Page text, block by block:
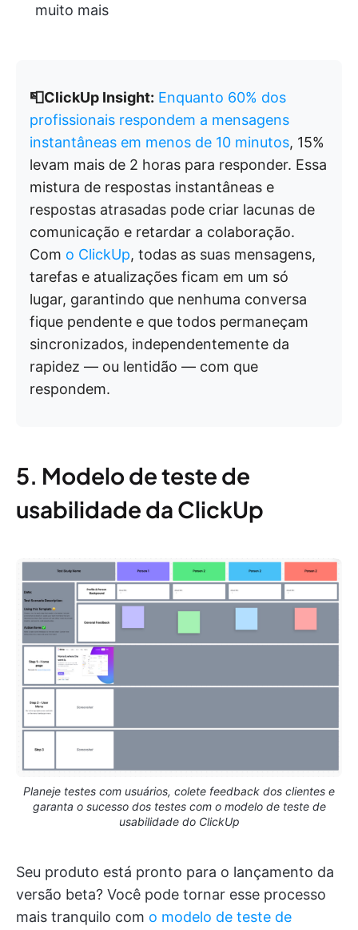
muito mais
📮ClickUp Insight: Enquanto 60% dos
profissionais respondem a mensagens
instantâneas em menos de 10 minutos, 15%
levam mais de 2 horas para responder. Essa
mistura de respostas instantâneas e
respostas atrasadas pode criar lacunas de
comunicação e retardar a colaboração.
Com o ClickUp, todas as suas mensagens,
tarefas e atualizações ficam em um só
lugar, garantindo que nenhuma conversa
fique pendente e que todos permaneçam
sincronizados, independentemente da
rapidez — ou lentidão — com que
respondem.
5. Modelo de teste de
usabilidade da ClickUp
Planeje testes com usuários, colete feedback dos clientes e
garanta o sucesso dos testes com o modelo de teste de
usabilidade do ClickUp
Seu produto está pronto para o lançamento da
versão beta? Você pode tornar esse processo
mais tranquilo com o modelo de teste de